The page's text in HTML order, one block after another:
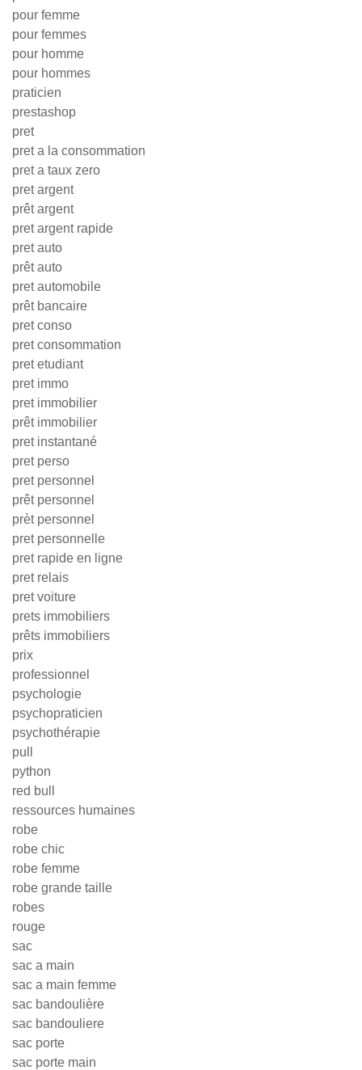
pour femme
pour femmes
pour homme
pour hommes
praticien
prestashop
pret
pret a la consommation
pret a taux zero
pret argent
prêt argent
pret argent rapide
pret auto
prêt auto
pret automobile
prêt bancaire
pret conso
pret consommation
pret etudiant
pret immo
pret immobilier
prêt immobilier
pret instantané
pret perso
pret personnel
prêt personnel
prèt personnel
pret personnelle
pret rapide en ligne
pret relais
pret voiture
prets immobiliers
prêts immobiliers
prix
professionnel
psychologie
psychopraticien
psychothérapie
pull
python
red bull
ressources humaines
robe
robe chic
robe femme
robe grande taille
robes
rouge
sac
sac a main
sac a main femme
sac bandoulière
sac bandouliere
sac porte
sac porte main